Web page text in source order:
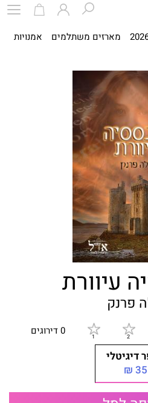
מארזים משתלמים אמנויות
עיוורת
פרנק
0 דירוגים
דיגיטלי
35 ₪